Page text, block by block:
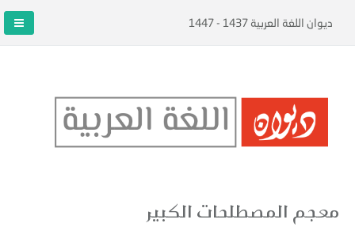
ديوان اللغة العربية 1437 - 1447
معجم المصطلحات الكبير